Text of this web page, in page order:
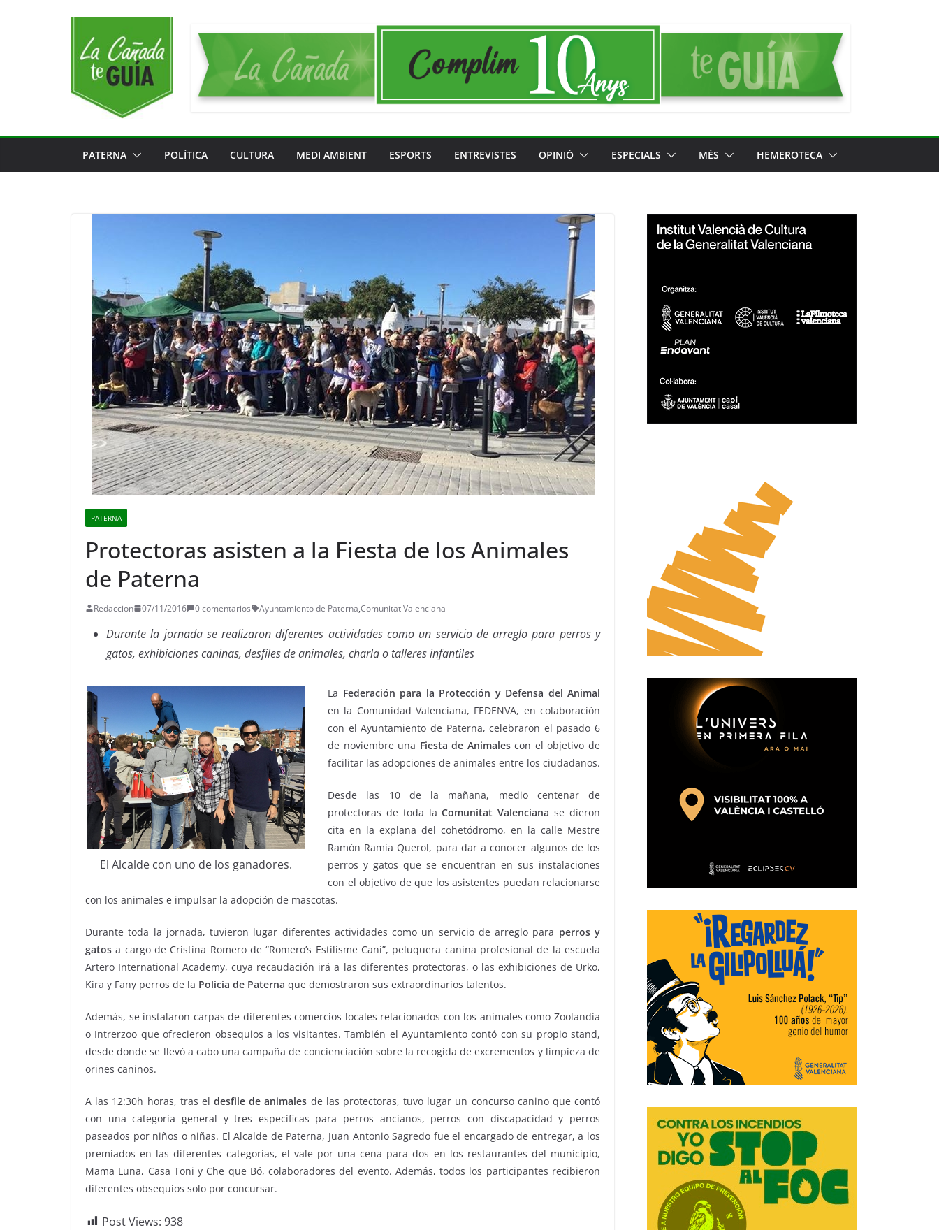
PATERNA POLÍTICA CULTURA MEDI AMBIENT ESPORTS ENTREVISTES OPINIÓ ESPECIALS MÉS HEMEROTECA
PATERNA
Protectoras asisten a la Fiesta de los Animales
de Paterna
Redaccion 07/11/2016 0 comentarios Ayuntamiento de Paterna,Comunitat Valenciana
Durante la jornada se realizaron diferentes actividades como un servicio de arreglo para perros y
gatos, exhibiciones caninas, desfiles de animales, charla o talleres infantiles
El Alcalde con uno de los ganadores.
La Federación para la Protección y Defensa del Animal
en la Comunidad Valenciana, FEDENVA, en colaboración
con el Ayuntamiento de Paterna, celebraron el pasado 6
de noviembre una Fiesta de Animalescon el objetivo de
facilitar las adopciones de animales entre los ciudadanos.
Desde las 10 de la mañana, medio centenar de
protectoras de toda laComunitat Valenciana se dieron
cita en la explana del cohetódromo, en la calle Mestre
Ramón Ramia Querol, para dar a conocer algunos de los
perros y gatos que se encuentran en sus instalaciones
con el objetivo de que los asistentes puedan relacionarse
con los animales e impulsar la adopción de mascotas.
Durante toda la jornada, tuvieron lugar diferentes actividades como un servicio de arreglo para perros y
gatos a cargo de Cristina Romero de “Romero’s Estilisme Caní”, peluquera canina profesional de la escuela
Artero International Academy, cuya recaudación irá a las diferentes protectoras, o las exhibiciones de Urko,
Kira y Fany perros de la Policía de Paterna que demostraron sus extraordinarios talentos.
Además, se instalaron carpas de diferentes comercios locales relacionados con los animales como Zoolandia
o Intrerzoo que ofrecieron obsequios a los visitantes. También el Ayuntamiento contó con su propio stand,
desde donde se llevó a cabo una campaña de concienciación sobre la recogida de excrementos y limpieza de
orines caninos.
A las 12:30h horas, tras el desfile de animales de las protectoras, tuvo lugar un concurso canino que contó
con una categoría general y tres específicas para perros ancianos, perros con discapacidad y perros
paseados por niños o niñas. El Alcalde de Paterna, Juan Antonio Sagredo fue el encargado de entregar, a los
premiados en las diferentes categorías, el vale por una cena para dos en los restaurantes del municipio,
Mama Luna, Casa Toni y Che que Bó, colaboradores del evento. Además, todos los participantes recibieron
diferentes obsequios solo por concursar.
Post Views: 938